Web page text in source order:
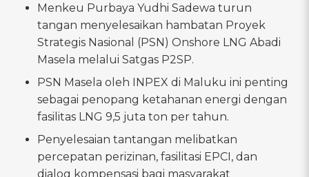
Menkeu Purbaya Yudhi Sadewa turun
tangan menyelesaikan hambatan Proyek
Strategis Nasional (PSN) Onshore LNG Abadi
Masela melalui Satgas P2SP.
PSN Masela oleh INPEX di Maluku ini penting
sebagai penopang ketahanan energi dengan
fasilitas LNG 9,5 juta ton per tahun.
Penyelesaian tantangan melibatkan
percepatan perizinan, fasilitasi EPCI, dan
dialog kompensasi bagi masyarakat